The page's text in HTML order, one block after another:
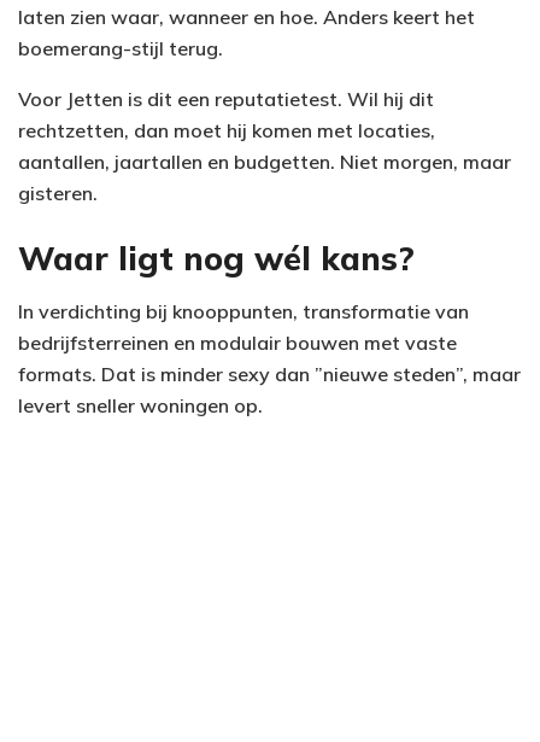
laten zien waar, wanneer en hoe. Anders keert het
boemerang-stijl terug.
Voor Jetten is dit een reputatietest. Wil hij dit
rechtzetten, dan moet hij komen met locaties,
aantallen, jaartallen en budgetten. Niet morgen, maar
gisteren.
Waar ligt nog wél kans?
In verdichting bij knooppunten, transformatie van
bedrijfsterreinen en modulair bouwen met vaste
formats. Dat is minder sexy dan ”nieuwe steden”, maar
levert sneller woningen op.